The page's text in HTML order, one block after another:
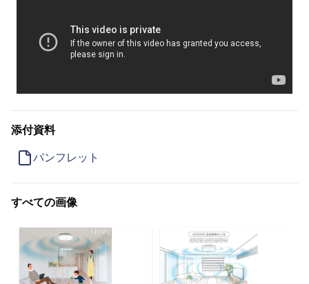
添付資料
パンフレット
すべての画像